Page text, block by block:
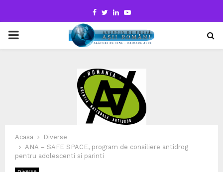
Facebook
TwitterLinkedinYoutube
PRIMARY
Acasa
Diverse
ANA – SAFE SPACE, program de consiliere antidrog
pentru adolescenti si parinti